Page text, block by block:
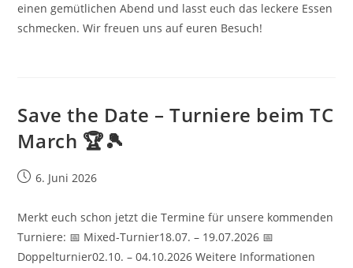
einen gemütlichen Abend und lasst euch das leckere Essen
schmecken. Wir freuen uns auf euren Besuch!
Save the Date – Turniere beim TC
March 🏆🎾
Beitrag6. Juni 2026
Merkt euch schon jetzt die Termine für unsere kommenden
Turniere: 📅 Mixed-Turnier18.07. – 19.07.2026 📅
Doppelturnier02.10. – 04.10.2026 Weitere Informationen